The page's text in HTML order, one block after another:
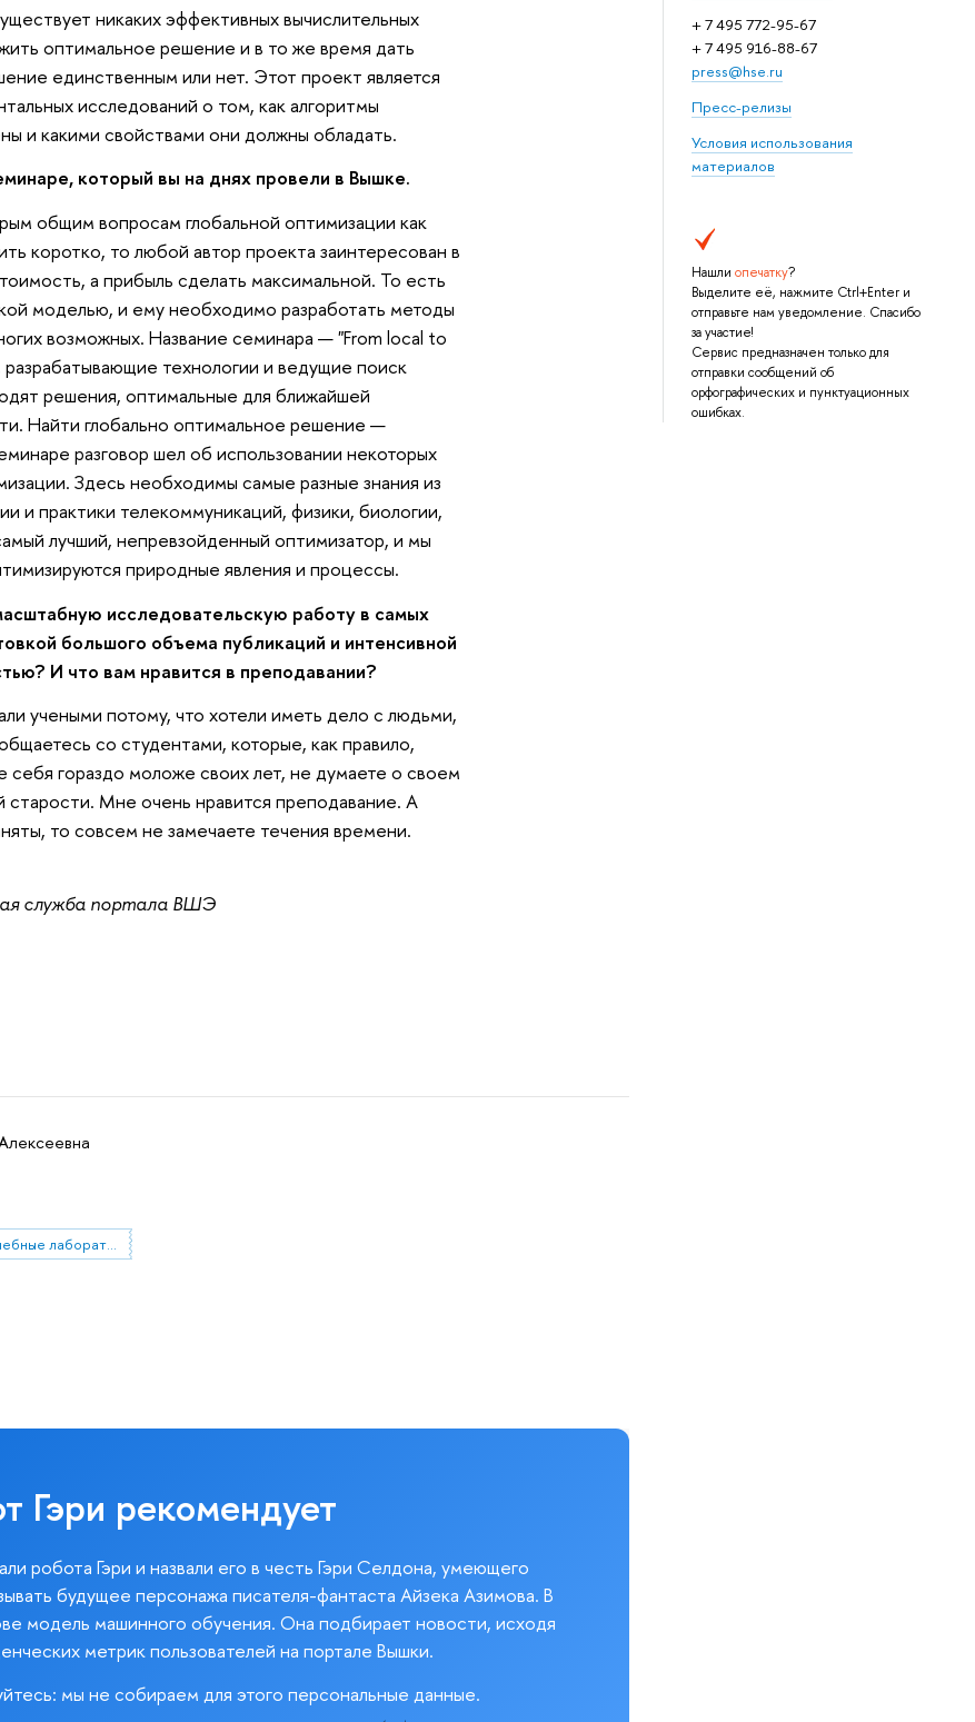
+ 7 495 772-95-67
+ 7 495 916-88-67
press@hse.ru
Пресс-релизы
Условия использования
материалов
Нашли опечатку?
Выделите её, нажмите Ctrl+Enter и
отправьте нам уведомление. Спасибо
за участие!
Сервис предназначен только для
отправки сообщений об
орфографических и пунктуационных
ошибках.
никаких эффективных вычислительных
оптимальное решение и в то же время дать
единственным или нет. Этот проект является
исследований о том, как алгоритмы
и какими свойствами они должны обладать.
который вы на днях провели в Вышке.
общим вопросам глобальной оптимизации как
коротко, то любой автор проекта заинтересован в
а прибыль сделать максимальной. То есть
моделью, и ему необходимо разработать методы
возможных. Название семинара — "From local to
технологии и ведущие поиск
решения, оптимальные для ближайшей
Найти глобально оптимальное решение —
разговор шел об использовании некоторых
Здесь необходимы самые разные знания из
и практики телекоммуникаций, физики, биологии,
лучший, непревзойденный оптимизатор, и мы
природные явления и процессы.
исследовательскую работу в самых
большого объема публикаций и интенсивной
И что вам нравится в преподавании?
учеными потому, что хотели иметь дело с людьми,
со студентами, которые, как правило,
себя гораздо моложе своих лет, не думаете о своем
Мне очень нравится преподавание. А
то совсем не замечаете течения времени.
служба портала ВШЭ
научно-учебные лаборатории НИУ ВШЭ
Гэри рекомендует
робота Гэри и назвали его в честь Гэри Селдона, умеющего
будущее персонажа писателя-фантаста Айзека Азимова. В
модель машинного обучения. Она подбирает новости, исходя
метрик пользователей на портале Вышки.
мы не собираем для этого персональные данные.